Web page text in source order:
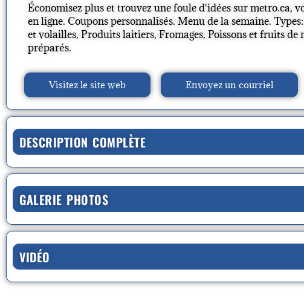
Économisez plus et trouvez une foule d'idées sur metro.ca,
en ligne. Coupons personnalisés. Menu de la semaine.
et volailles, Produits laitiers, Fromages, Poissons et fruits de
préparés.
Visitez le site web Envoyez un courriel
DESCRIPTION COMPLÈTE
GALERIE PHOTOS
VIDÉO